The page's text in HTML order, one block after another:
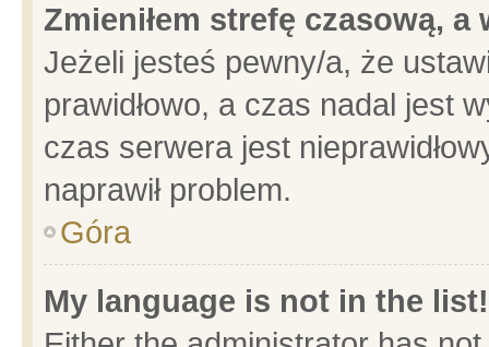
Zmieniłem strefę czasową,
Jeżeli jesteś pewny/a, że
prawidłowo, a czas nadal jest
czas serwera jest
naprawił problem.
Góra
My language is not in the list!